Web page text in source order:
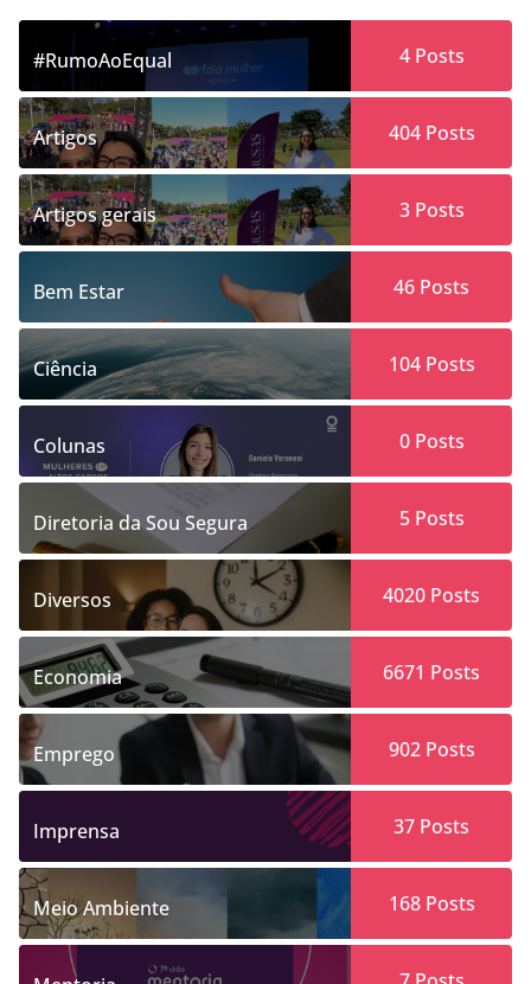
#RumoAoEqual 4Posts
Artigos 404Posts
Artigos gerais 3Posts
Bem Estar 46 Posts
Ciência 104Posts
Colunas 0Posts
Diretoria da Sou Segura 5Posts
Diversos 4020 Posts
Economia 6671 Posts
Emprego 902Posts
Imprensa 37 Posts
Meio Ambiente 168Posts